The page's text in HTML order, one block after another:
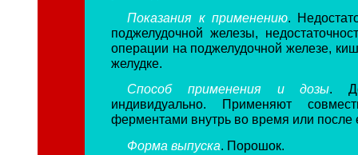
Показания к применению.
поджелудочной железы,
операции на поджелудочной железе,
желудке.
Способ применения и дозы.
индивидуально. Применяют
ферментами внутрь во время или после
Форма выпуска . Порошок.